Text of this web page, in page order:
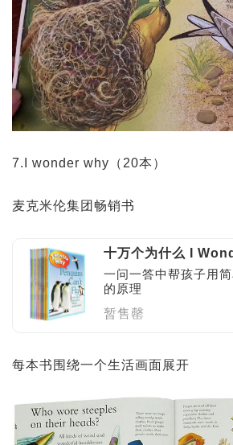
7.I wonder why（20本）
麦克米伦集团畅销书
十万个为什么 I
一问一答中帮孩子用
的原理
暂售罄
每本书围绕一个生活画面展开